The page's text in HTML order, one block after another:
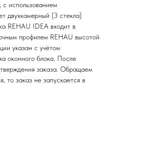
с использованием
двухкамерный (3 стекла)
REHAU IDEA входит в
профилем REHAU высотой
указан c учётом
оконного блока. После
заказа. Обращаем
то заказ не запускается в